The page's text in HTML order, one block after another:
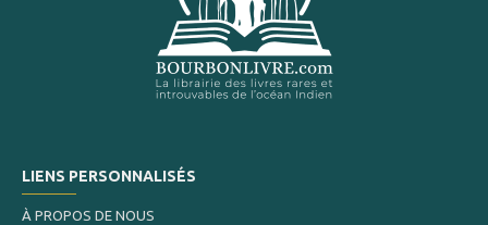
LIENS PERSONNALISÉS
À PROPOS DE NOUS